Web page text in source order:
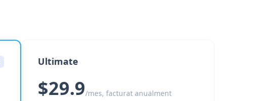
Ultimate
$29.9/mes, facturat anualment